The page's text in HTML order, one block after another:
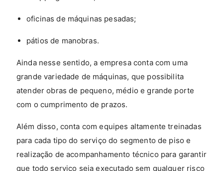
oficinas de máquinas pesadas;
pátios de manobras.
Ainda nesse sentido, a empresa conta com uma
grande variedade de máquinas, que possibilita
atender obras de pequeno, médio e grande porte
com o cumprimento de prazos.
Além disso, conta com equipes altamente treinadas
para cada tipo do serviço do segmento de piso e
realização de acompanhamento técnico para garantir
que todo serviço seja executado sem qualquer risco